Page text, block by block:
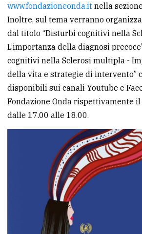
PRIVACY
Privacy
policy
Cookie
policy
www.fondazioneonda.it nella
Inoltre, sul tema verranno
dal titolo “Disturbi cognitivi nella
L’importanza della diagnosi
cognitivi nella Sclerosi multipla -
della vita e strategie di intervento”
disponibili sui canali Youtube e
Fondazione Onda rispettivamente
dalle 17.00 alle 18.00.